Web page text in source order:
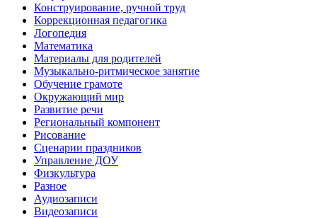
Конструирование, ручной труд
Коррекционная педагогика
Логопедия
Математика
Материалы для родителей
Музыкально-ритмическое занятие
Обучение грамоте
Окружающий мир
Развитие речи
Региональный компонент
Рисование
Сценарии праздников
Управление ДОУ
Физкультура
Разное
Аудиозаписи
Видеозаписи